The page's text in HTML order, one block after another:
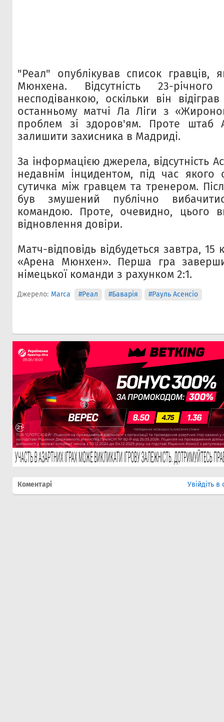
"Реал" опублікував список гравців,
Мюнхена. Відсутність 23-
несподіванкою, оскільки він
останньому матчі Ла Ліги з
проблем зі здоров'ям. Проте штаб
залишити захисника в Мадриді.
За інформацією джерела, відсутність
недавнім інцидентом, під час якого
сутичка між гравцем та тренером.
був змушений публічно
командою. Проте, очевидно, цього
відновлення довіри.
Матч-відповідь відбудеться завтра, 15
«Арена Мюнхен». Перша гра
німецької команди з рахунком 2:1.
Джерело: Marca #Реал #Баварія #Рауль Асенсіо
Коментарі Увійдіть в